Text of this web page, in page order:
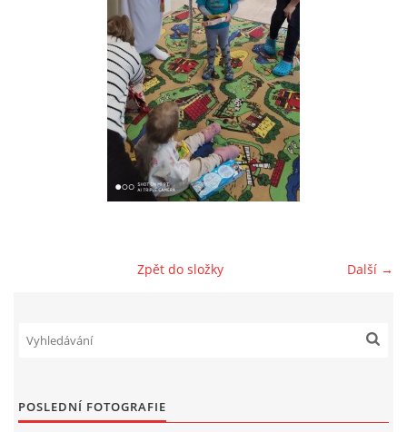
VÝCHOVNÝ PLÁN PÉČE
JAK PROBÍHÁ ADAPTACE V NAŠÍ DĚTSKÉ SKUPINĚ
FOTOALBUM
Další →
Zpět do složky
POSLEDNÍ FOTOGRAFIE